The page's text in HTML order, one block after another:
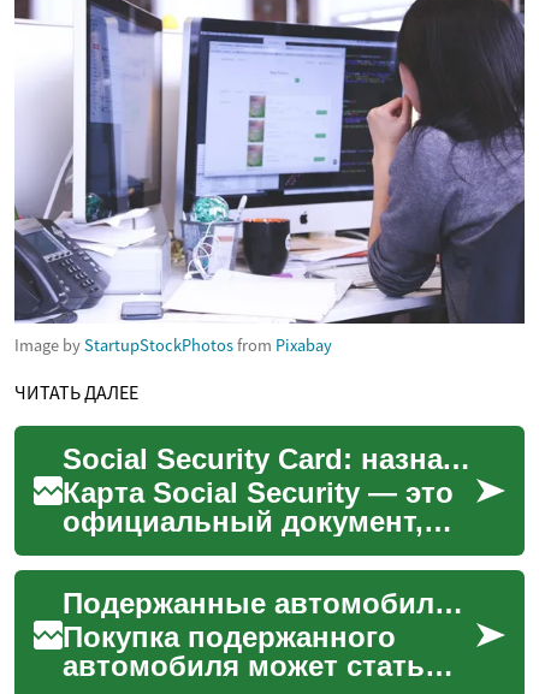
Image byStartupStockPhotosfrom Pixabay
ЧИТАТЬ ДАЛЕЕ
Social Security Card: назначение, получение и защита важного документа
Карта Social Security — это
официальный документ,
содержащий номер
социального страхования
(SSN), часто используемый
...
Подержанные автомобили: как выбрать и приобрести
Покупка подержанного
автомобиля может стать